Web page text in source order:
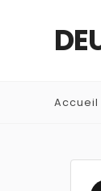
Accueil